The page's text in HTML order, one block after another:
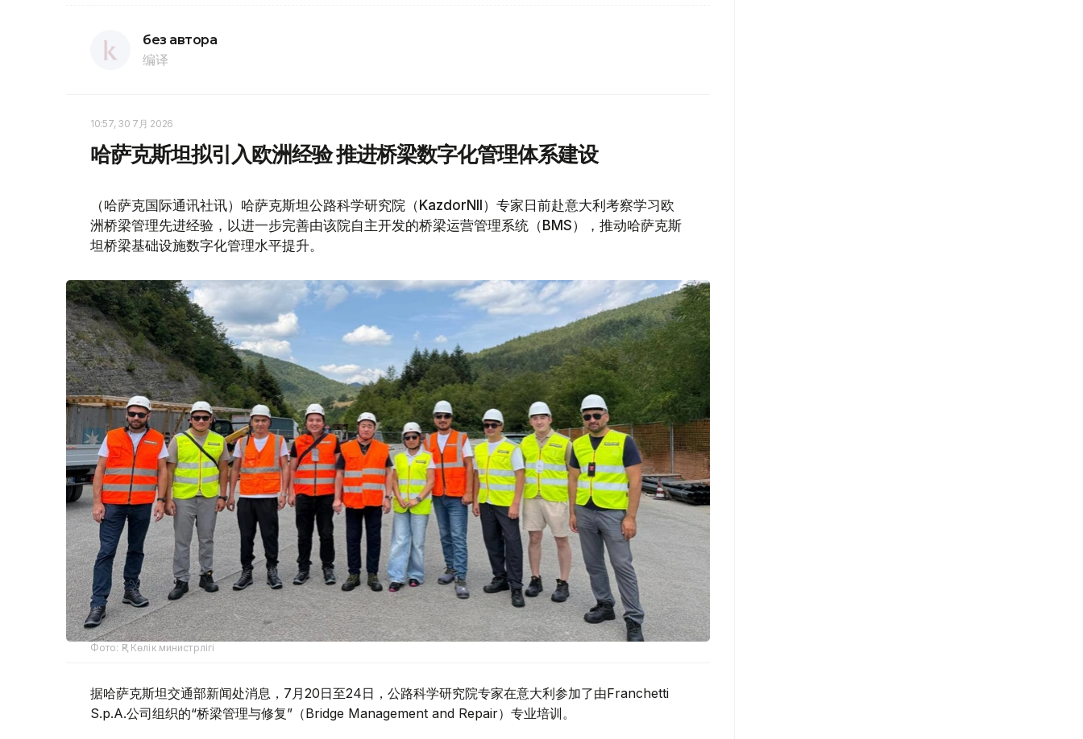
без автора
编译
10:57, 30 7月 2026
哈萨克斯坦拟引入欧洲经验 推进桥梁数字化管理体系建设
（哈萨克国际通讯社讯）哈萨克斯坦公路科学研究院（KazdorNII）专家日前赴意大利考察学习欧
洲桥梁管理先进经验，以进一步完善由该院自主开发的桥梁运营管理系统（BMS），推动哈萨克斯
坦桥梁基础设施数字化管理水平提升。
Фото: ҚР Көлік министрлігі
据哈萨克斯坦交通部新闻处消息，7月20日至24日，公路科学研究院专家在意大利参加了由Franchetti
S.p.A.公司组织的“桥梁管理与修复”（Bridge Management and Repair）专业培训。